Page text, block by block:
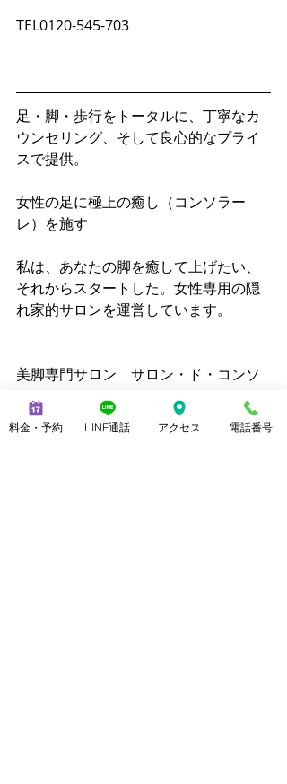
TEL0120-545-703
足・脚・歩行をトータルに、丁寧なカ
ウンセリング、そして良心的なプライ
スで提供。
女性の足に極上の癒し（コンソラー
レ）を施す
私は、あなたの脚を癒して上げたい、
それからスタートした。女性専用の隠
れ家的サロンを運営しています。
美脚専門サロン　サロン・ド・コンソ
ラーレ
www.consolare.net
#渋谷ヒカリエ #渋谷ヒカリエShinQs
料金・予約 LINE通話 アクセス 電話番号